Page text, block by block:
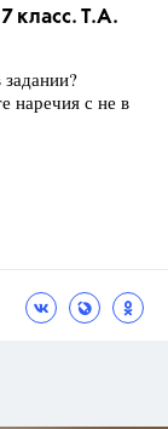
класс. Т.А.
наречия с не в